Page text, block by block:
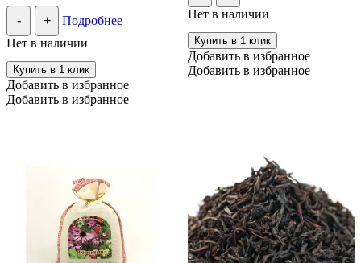
- +
Подробнее
Нет в наличии
Купить в 1 клик
Добавить в избранное
Добавить в избранное
Нет в наличии
Купить в 1 клик
Добавить в избранное
Добавить в избранное